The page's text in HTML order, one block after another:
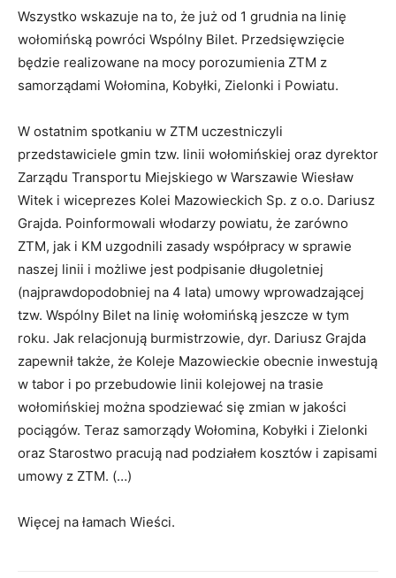
Wszystko wskazuje na to, że już od 1 grudnia na linię
wołomińską powróci Wspólny Bilet. Przedsięwzięcie
będzie realizowane na mocy porozumienia ZTM z
samorządami Wołomina, Kobyłki, Zielonki i Powiatu.
W ostatnim spotkaniu w ZTM uczestniczyli
przedstawiciele gmin tzw. linii wołomińskiej oraz dyrektor
Zarządu Transportu Miejskiego w Warszawie Wiesław
Witek i wiceprezes Kolei Mazowieckich Sp. z o.o. Dariusz
Grajda. Poinformowali włodarzy powiatu, że zarówno
ZTM, jak i KM uzgodnili zasady współpracy w sprawie
naszej linii i możliwe jest podpisanie długoletniej
(najprawdopodobniej na 4 lata) umowy wprowadzającej
tzw. Wspólny Bilet na linię wołomińską jeszcze w tym
roku. Jak relacjonują burmistrzowie, dyr. Dariusz Grajda
zapewnił także, że Koleje Mazowieckie obecnie inwestują
w tabor i po przebudowie linii kolejowej na trasie
wołomińskiej można spodziewać się zmian w jakości
pociągów. Teraz samorządy Wołomina, Kobyłki i Zielonki
oraz Starostwo pracują nad podziałem kosztów i zapisami
umowy z ZTM. (…)
Więcej na łamach Wieści.